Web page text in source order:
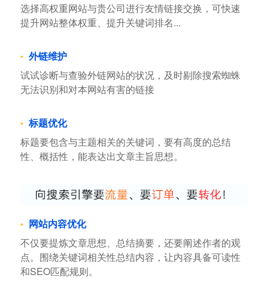
选择高权重网站与贵公司进行友情链接交换，可快速
提升网站整体权重、提升关键词排名...
外链维护
试试诊断与查验外链网站的状况，及时剔除搜索蜘蛛
无法识别和对本网站有害的链接
标题优化
标题要包含与主题相关的关键词，要有高度的总结
性、概括性，能表达出文章主旨思想。
网站内容优化
不仅要提炼文章思想、总结摘要，还要阐述作者的观
点。围绕关键词相关性总结内容，让内容具备可读性
和SEO匹配规则。